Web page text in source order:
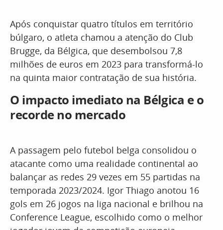
Após conquistar quatro títulos em território
búlgaro, o atleta chamou a atenção do Club
Brugge, da Bélgica, que desembolsou 7,8
milhões de euros em 2023 para transformá-lo
na quinta maior contratação de sua história.
O impacto imediato na Bélgica e o
recorde no mercado
A passagem pelo futebol belga consolidou o
atacante como uma realidade continental ao
balançar as redes 29 vezes em 55 partidas na
temporada 2023/2024. Igor Thiago anotou 16
gols em 26 jogos na liga nacional e brilhou na
Conference League, escolhido como o melhor